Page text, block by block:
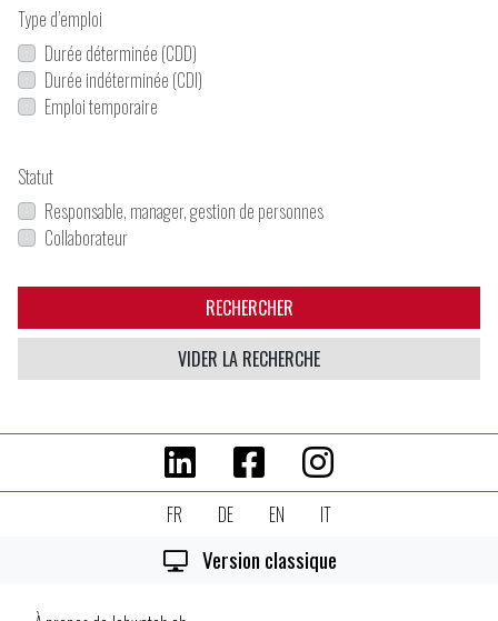
Type d’emploi
Durée déterminée (CDD)
Durée indéterminée (CDI)
Emploi temporaire
Statut
Responsable, manager, gestion de personnes
Collaborateur
RECHERCHER
VIDER LA RECHERCHE
FR DE EN IT
Version classique